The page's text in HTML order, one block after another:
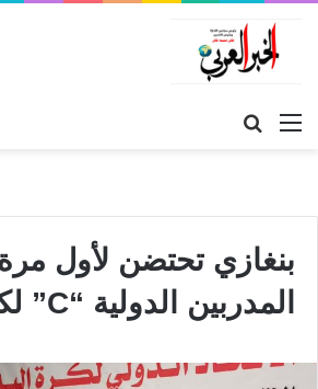
القائمة
بنغازي تحتضن لأول
المدربين الدولية “C” لكرة اليد